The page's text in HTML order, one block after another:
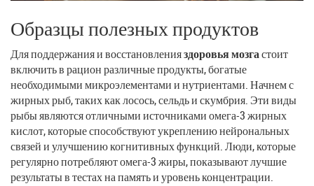
Образцы полезных продуктов
Для поддержания и восстановленияздоровья мозгастоит
включить в рацион различные продукты, богатые
необходимыми микроэлементами и нутриентами. Начнем с
жирных рыб, таких как лосось, сельдь и скумбрия. Эти виды
рыбы являются отличными источниками омега-3 жирных
кислот, которые способствуют укреплению нейрональных
связей и улучшению когнитивных функций. Люди, которые
регулярно потребляют омега-3 жиры, показывают лучшие
результаты в тестах на память и уровень концентрации.